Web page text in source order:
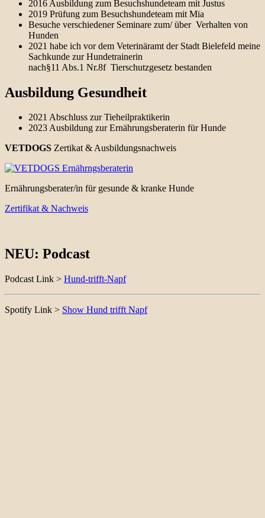
2016 Ausbildung zum Besuchshundeteam mit Justus
2019 Prüfung zum Besuchshundeteam mit Mia
Besuche verschiedener Seminare zum/ über Verhalten von
Hunden
2021 habe ich vor dem Veterinäramt der Stadt Bielefeld meine
Sachkunde zur Hundetrainerin
nach§11 Abs.1 Nr.8f Tierschutzgesetz bestanden
Ausbildung Gesundheit
2021 Abschluss zur Tieheilpraktikerin
2023 Ausbildung zur Ernährungsberaterin für Hunde
VETDOGS Zertikat & Ausbildungsnachweis
Ernährungsberater/in für gesunde & kranke Hunde
Zertifikat & Nachweis
NEU: Podcast
Podcast Link > Hund-trifft-Napf
Spotify Link > Show Hund trifft Napf